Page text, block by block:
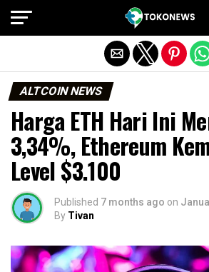
ALTCOIN NEWS
Harga ETH Hari Ini
3,34%, Ethereum
Level $3.100
Published 7 months ago on
By Tivan
Exit mobile version